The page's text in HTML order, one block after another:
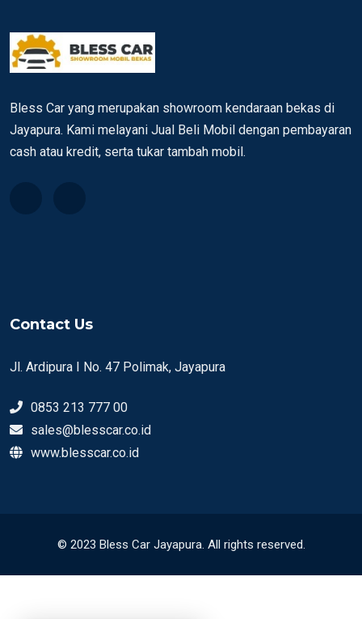
Bless Car yang merupakan showroom kendaraan bekas di
Jayapura. Kami melayani Jual Beli Mobil dengan pembayaran
cash atau kredit, serta tukar tambah mobil.
Contact Us
Jl. Ardipura I No. 47 Polimak, Jayapura
0853 213 777 00
sales@blesscar.co.id
www.blesscar.co.id
© 2023 Bless Car Jayapura. All rights reserved.